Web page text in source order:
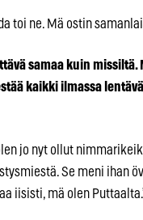
toi ne. Mä ostin
samaa kuin missiltä.
kaikki ilmassa
jo nyt ollut
Se meni ihan
iisisti, mä olen